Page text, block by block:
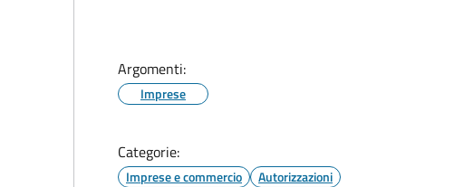
Argomenti:
Imprese
Categorie:
Imprese e commercio Autorizzazioni